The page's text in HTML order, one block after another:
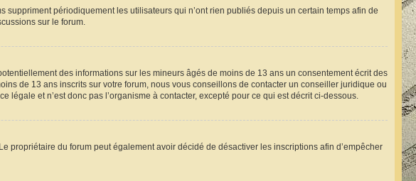
périodiquement les utilisateurs qui n’ont rien publiés depuis un certain temps afin de
sur le forum.
des informations sur les mineurs âgés de moins de 13 ans un consentement écrit des
de 13 ans inscrits sur votre forum, nous vous conseillons de contacter un conseiller juridique ou
et n’est donc pas l’organisme à contacter, excepté pour ce qui est décrit ci-dessous.
propriétaire du forum peut également avoir décidé de désactiver les inscriptions afin d’empêcher